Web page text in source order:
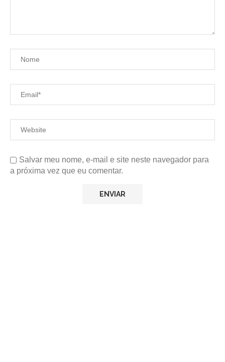
Salvar meu nome, e-mail e site neste navegador para
a próxima vez que eu comentar.